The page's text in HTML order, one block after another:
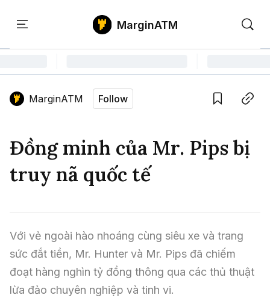
Home
Tin Tức Bitcoin
Tin Tức Altcoin
Tin Tức Thị Trường
ATM Analytics
Phân Tích Bitcoin
Phân Tích Ethereum
Phân Tích Thị Trường
Kiến Thức
Thuật Ngữ Cơ Bản
Kiến Thức Tổng Hợp
Kinh Nghiệm Đầu Tư
Chỉ Báo Kỹ Thuật
Nến & Price Action
Săn Gem
Airdrop
GameFi
Sign in
MarginATM
MarginATM Follow
Đồng minh của Mr. Pips bị
truy nã quốc tế
Với vẻ ngoài hào nhoáng cùng siêu xe và trang
sức đắt tiền, Mr. Hunter và Mr. Pips đã chiếm
đoạt hàng nghìn tỷ đồng thông qua các thủ thuật
lừa đảo chuyên nghiệp và tinh vi.